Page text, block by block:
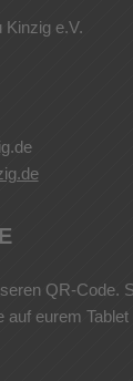
Kinzig e.V.
QR-Code.
auf eurem Tablet